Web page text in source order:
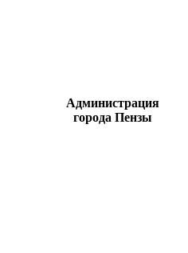
Администрация
города Пензы